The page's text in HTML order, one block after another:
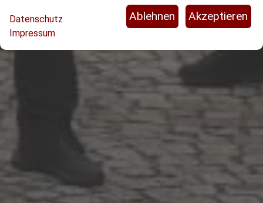
Datenschutz
Impressum